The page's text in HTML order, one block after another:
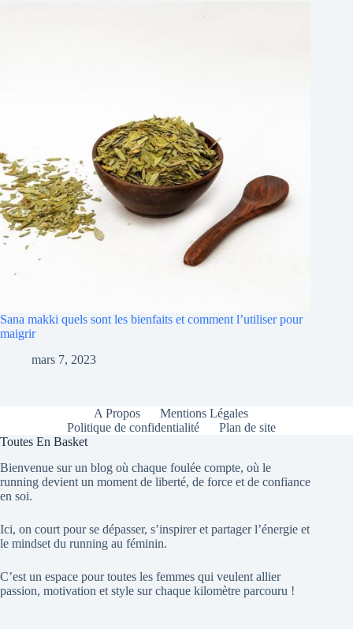
Sana makki quels sont les bienfaits et comment l’utiliser pour
maigrir
mars 7, 2023
A Propos
Mentions Légales
Politique de confidentialité
Plan de site
Toutes En Basket
Bienvenue sur un blog où chaque foulée compte, où le
running devient un moment de liberté, de force et de confiance
en soi.
Ici, on court pour se dépasser, s’inspirer et partager l’énergie et
le mindset du running au féminin.
C’est un espace pour toutes les femmes qui veulent allier
passion, motivation et style sur chaque kilomètre parcouru !